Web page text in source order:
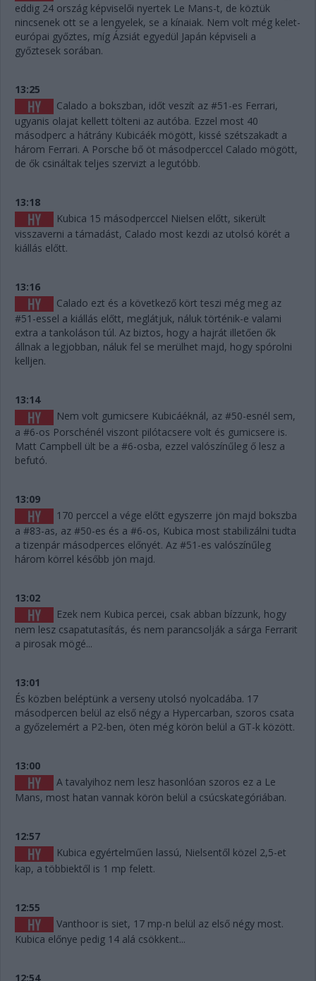
eddig 24 ország képviselői nyertek Le Mans-t, de köztük
nincsenek ott se a lengyelek, se a kínaiak. Nem volt még kelet-
európai győztes, míg Ázsiát egyedül Japán képviseli a
győztesek sorában.
13:25
Calado a bokszban, időt veszít az #51-es Ferrari,
ugyanis olajat kellett tölteni az autóba. Ezzel most 40
másodperc a hátrány Kubicáék mögött, kissé szétszakadt a
három Ferrari. A Porsche bő öt másodperccel Calado mögött,
de ők csináltak teljes szervizt a legutóbb.
13:18
Kubica 15 másodperccel Nielsen előtt, sikerült
visszaverni a támadást, Calado most kezdi az utolsó körét a
kiállás előtt.
13:16
Calado ezt és a következő kört teszi még meg az
#51-essel a kiállás előtt, meglátjuk, náluk történik-e valami
extra a tankoláson túl. Az biztos, hogy a hajrát illetően ők
állnak a legjobban, náluk fel se merülhet majd, hogy spórolni
kelljen.
13:14
Nem volt gumicsere Kubicáéknál, az #50-esnél sem,
a #6-os Porschénél viszont pilótacsere volt és gumicsere is.
Matt Campbell ült be a #6-osba, ezzel valószínűleg ő lesz a
befutó.
13:09
170 perccel a vége előtt egyszerre jön majd bokszba
a #83-as, az #50-es és a #6-os, Kubica most stabilizálni tudta
a tizenpár másodperces előnyét. Az #51-es valószínűleg
három körrel később jön majd.
13:02
Ezek nem Kubica percei, csak abban bízzunk, hogy
nem lesz csapatutasítás, és nem parancsolják a sárga Ferrarit
a pirosak mögé...
13:01
És közben beléptünk a verseny utolsó nyolcadába. 17
másodpercen belül az első négy a Hypercarban, szoros csata
a győzelemért a P2-ben, öten még körön belül a GT-k között.
13:00
A tavalyihoz nem lesz hasonlóan szoros ez a Le
Mans, most hatan vannak körön belül a csúcskategóriában.
12:57
Kubica egyértelműen lassú, Nielsentől közel 2,5-et
kap, a többiektől is 1 mp felett.
12:55
Vanthoor is siet, 17 mp-n belül az első négy most.
Kubica előnye pedig 14 alá csökkent...
12:54